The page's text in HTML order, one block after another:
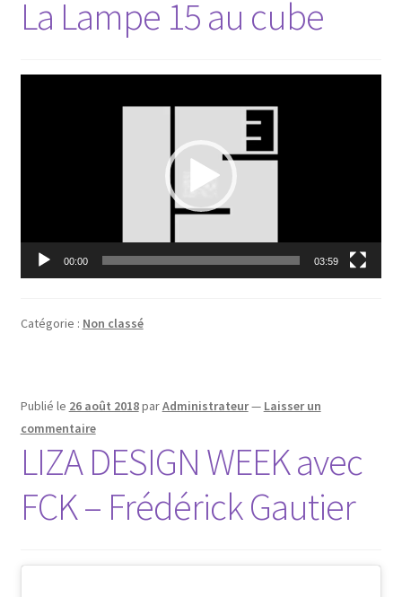
La Lampe 15 au cube
00:00 03:59
Catégorie : Non classé
Publié le 26 août 2018parAdministrateur— Laisser un
commentaire
LIZA DESIGN WEEK avec
FCK – Frédérick Gautier